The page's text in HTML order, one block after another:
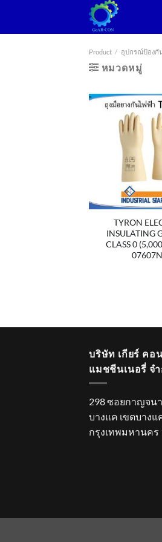
ยัง
Product / อุปกรณ์ป้องกั
หมวดหมู่
TYRON
INSULATING
CLASS 0
07607N
บริษัท เกียร์ ค
แมชชีนเนอรี่ จ
298 ซอยกาญจน
บางแค เขตบางแ
กรุงเทพมหานคร